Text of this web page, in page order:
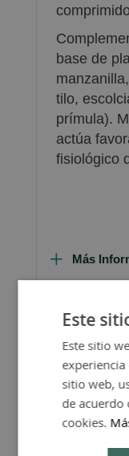
base de
tilo,
prímula).
actúa
fisiológico
Más
FAQ -
Este
Este sitio
sitio web,
de acuerdo
cookies.